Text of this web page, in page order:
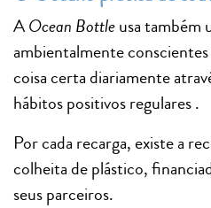
AOcean Bottleusa também
ambientalmente
coisa certa diariamente
hábitos positivos regulares .
Por cada recarga, existe a
colheita de plástico,
seus parceiros.